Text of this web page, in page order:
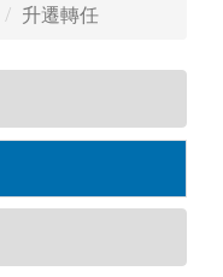
升遷轉任